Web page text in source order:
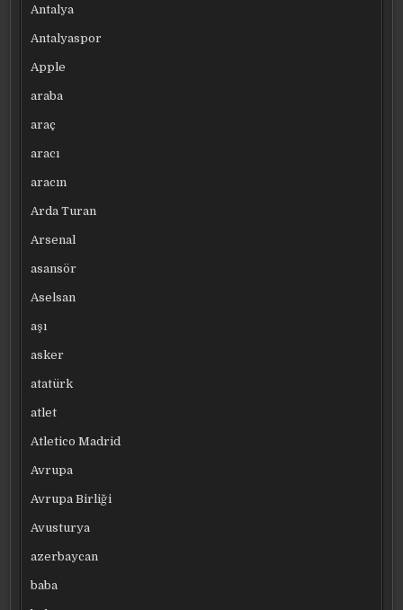
Antalya
Antalyaspor
Apple
araba
araç
aracı
aracın
Arda Turan
Arsenal
asansör
Aselsan
aşı
asker
atatürk
atlet
Atletico Madrid
Avrupa
Avrupa Birliği
Avusturya
azerbaycan
baba